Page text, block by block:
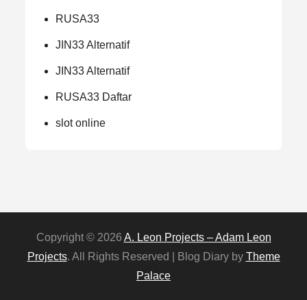
RUSA33
JIN33 Alternatif
JIN33 Alternatif
RUSA33 Daftar
slot online
Copyright © 2026 A. Leon Projects – Adam Leon
Projects. All Rights Reserved | Blog Diary by Theme
Palace